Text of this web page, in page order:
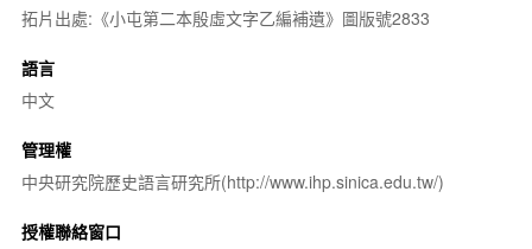
拓片出處:《小屯第二本殷虛文字乙編補遺》圖版號2833
語言
中文
管理權
中央研究院歷史語言研究所(http://www.ihp.sinica.edu.tw/)
授權聯絡窗口